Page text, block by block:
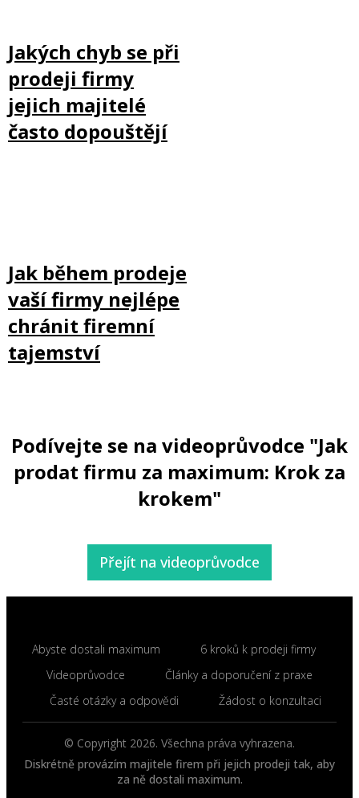
Jakých chyb se při
prodeji firmy
jejich majitelé
často dopouštějí
Jak během prodeje
vaší firmy nejlépe
chránit firemní
tajemství
Podívejte se na videoprůvodce "Jak
prodat firmu za maximum: Krok za
krokem"
Přejít na videoprůvodce
Abyste dostali maximum
6 kroků k prodeji firmy
Videoprůvodce
Články a doporučení z praxe
Časté otázky a odpovědi
Žádost o konzultaci
© Copyright 2026. Všechna práva vyhrazena.
Diskrétně provázím majitele firem při jejich prodeji tak, aby
za ně dostali maximum.